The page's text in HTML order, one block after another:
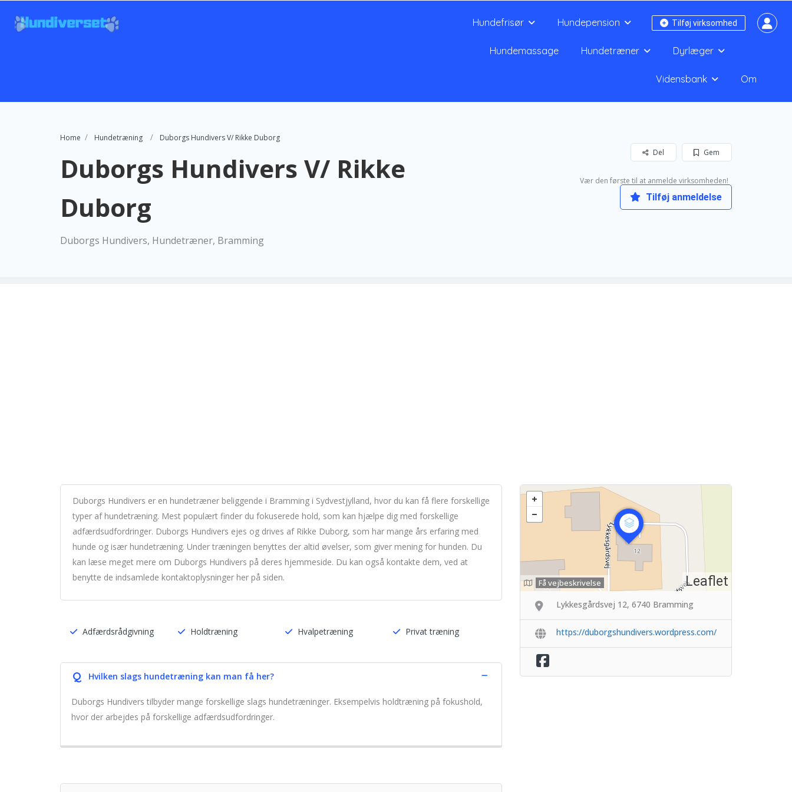
Tilføj virksomhed
Hundefrisør Hundepension
Hundemassage Hundetræner Dyrlæger
Vidensbank Om
Home Hundetræning Duborgs Hundivers V/ Rikke Duborg
Duborgs Hundivers V/ Rikke
Duborg
Duborgs Hundivers, Hundetræner, Bramming
Gem
Del
Vær den første til at anmelde virksomheden!
Tilføj anmeldelse
Duborgs Hundivers er en hundetræner beliggende i Bramming i Sydvestjylland, hvor du kan få flere forskellige
typer af hundetræning. Mest populært finder du fokuserede hold, som kan hjælpe dig med forskellige
adfærdsudfordringer. Duborgs Hundivers ejes og drives af Rikke Duborg, som har mange års erfaring med
hunde og især hundetræning. Under træningen benyttes der altid øvelser, som giver mening for hunden. Du
kan læse meget mere om Duborgs Hundivers på deres hjemmeside. Du kan også kontakte dem, ved at
benytte de indsamlede kontaktoplysninger her på siden.
Adfærdsrådgivning Holdtræning Hvalpetræning Privat træning
Q Hvilken slags hundetræning kan man få her?
Duborgs Hundivers tilbyder mange forskellige slags hundetræninger. Eksempelvis holdtræning på fokushold,
hvor der arbejdes på forskellige adfærdsudfordringer.
Leaflet
Få vejbeskrivelse
Lykkesgårdsvej 12, 6740 Bramming
https://duborgshundivers.wordpress.com/